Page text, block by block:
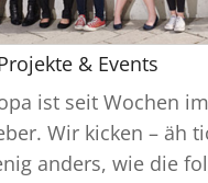
& Events
ist seit Wochen im
Wir kicken – äh
anders, wie die